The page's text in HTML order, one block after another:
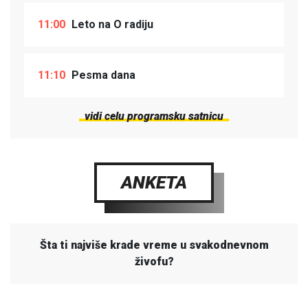
11:00 Leto na O radiju
11:10 Pesma dana
vidi celu programsku satnicu
ANKETA
Šta ti najviše krade vreme u svakodnevnom
živofu?